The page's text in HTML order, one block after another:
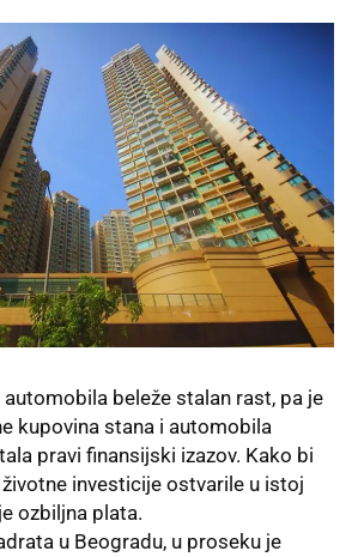
automobila beleže stalan rast, pa je
kupovina stana i automobila
pravi finansijski izazov. Kako bi
investicije ostvarile u istoj
ozbiljna plata.
u Beogradu, u proseku je